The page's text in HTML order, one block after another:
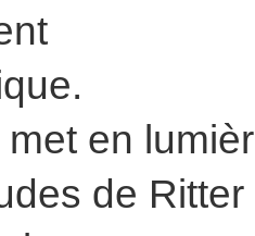
met en
de Ritter